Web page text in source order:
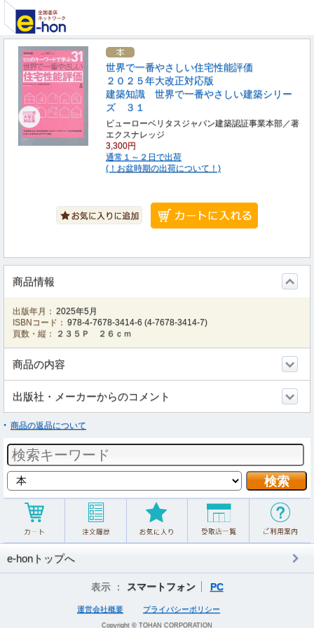
世界で一番やさしい住宅性能評価
２０２５年大改正対応版
建築知識 世界で一番やさしい建築シリー
ズ ３１
ビューローベリタスジャパン建築認証事業本部／著
エクスナレッジ
3,300円
通常１～２日で出荷
(！お盆時期の出荷について！)
商品情報
出版年月： 2025年5月
ISBNコード： 978-4-7678-3414-6 (4-7678-3414-7)
頁数・縦：
２３５Ｐ ２６ｃｍ
商品の内容
出版社・メーカーからのコメント
商品の返品について
e-honトップへ
表示 ： スマートフォン PC
運営会社概要 プライバシーポリシー
Copyright © TOHAN CORPORATION